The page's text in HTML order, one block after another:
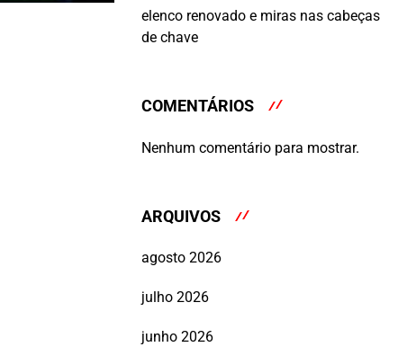
elenco renovado e miras nas cabeças
de chave
COMENTÁRIOS
Nenhum comentário para mostrar.
ARQUIVOS
agosto 2026
julho 2026
junho 2026